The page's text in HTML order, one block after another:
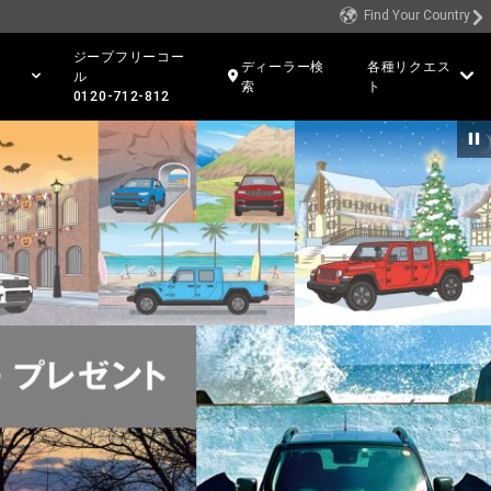
Find Your Country
ジープフリーコー
ル
0120-712-812
ディーラー検
索
各種リクエス
ト